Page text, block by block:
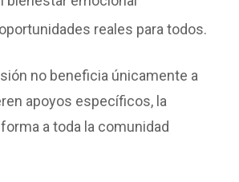
reales para todos.
no beneficia únicamente a
apoyos específicos, la
a toda la comunidad